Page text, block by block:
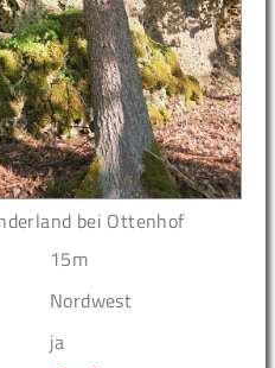
bei Ottenhof
15m
Nordwest
ja